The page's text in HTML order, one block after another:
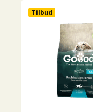
antal
Tilbud